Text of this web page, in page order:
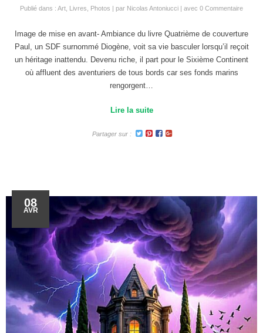
Publié dans : Art Livres Photos par Nicolas Antoniucci avec 0 Commentaire
Image de mise en avant- Ambiance du livre Quatrième de couverture
Paul, un SDF surnommé Diogène, voit sa vie basculer lorsqu’il reçoit
un héritage inattendu. Devenu riche, il part pour le Sixième Continent
où affluent des aventuriers de tous bords car ses fonds marins
rengorgent…
Lire la suite
Partager sur :
08
AVR